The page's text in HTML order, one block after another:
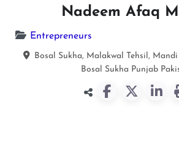
Nadeem Afaq
Entrepreneurs
Bosal Sukha, Malakwal Tehsil,
Bosal Sukha Punjab